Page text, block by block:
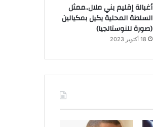
أغبالة إقليم بني ملال..ممثل
السلطة المحلية يكيل بمكيالين
(صورة للنوستالجيا)
18 أكتوبر 2023